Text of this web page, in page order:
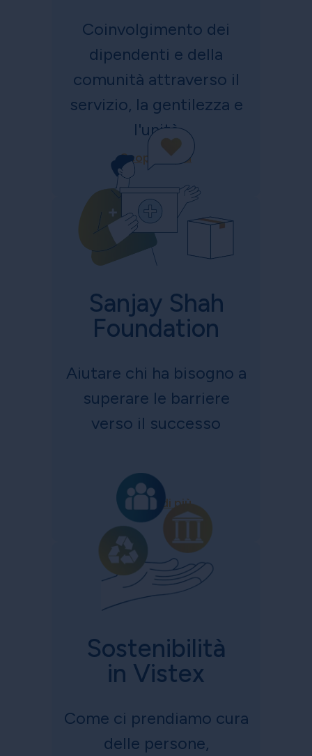
Coinvolgimento dei
dipendenti e della
comunità attraverso il
servizio, la gentilezza e
l'unità
Scopri di più
Sanjay Shah
Foundation
Aiutare chi ha bisogno a
superare le barriere
verso il successo
Scopri di più
Sostenibilità
in Vistex
Come ci prendiamo cura
delle persone,